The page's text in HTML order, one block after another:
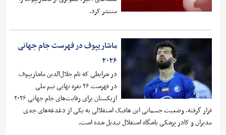
منتشر کرد.
ماشاریپوف در فهرست جام جهانی
۲۰۲۶
در شرایطی که نام جلال‌الدین ماشاریپوف
در فهرست ۲۶ نفره نهایی تیم ملی
ازبکستان برای رقابت‌های جام جهانی ۲۰۲۶
قرار گرفته، وضعیت جسمانی این هافبک استقلالی به یکی از دغدغه‌های جدی
مدیران و کادر پزشکی باشگاه استقلال تبدیل شده است.